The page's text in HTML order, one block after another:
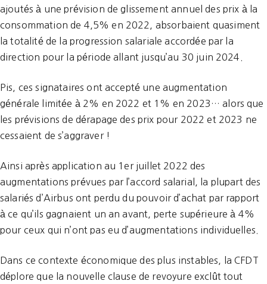
ajoutés à une prévision de glissement annuel des prix à la
consommation de 4,5% en 2022, absorbaient quasiment
la totalité de la progression salariale accordée par la
direction pour la période allant jusqu’au 30 juin 2024.
Pis, ces signataires ont accepté une augmentation
générale limitée à 2% en 2022 et 1% en 2023… alors que
les prévisions de dérapage des prix pour 2022 et 2023 ne
cessaient de s’aggraver !
Ainsi après application au 1er juillet 2022 des
augmentations prévues par l’accord salarial, la plupart des
salariés d’Airbus ont perdu du pouvoir d’achat par rapport
à ce qu’ils gagnaient un an avant, perte supérieure à 4%
pour ceux qui n’ont pas eu d’augmentations individuelles.
Dans ce contexte économique des plus instables, la CFDT
déplore que la nouvelle clause de revoyure exclût tout